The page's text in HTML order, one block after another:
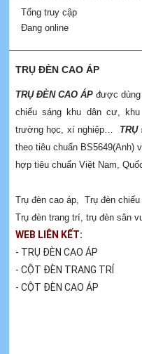
Tổng truy cập
Đang online
TRỤ ĐÈN CAO ÁP
TRỤ ĐÈN CAO ÁP được dùng
chiếu sáng khu dân cư,
trường học, xí nghiệp… TRỤ
theo tiêu chuẩn BS5649(Anh)
hợp tiêu chuẩn Việt Nam,
Trụ đèn cao áp, Trụ đèn chiếu
Trụ đèn trang trí, trụ đèn sân
WEB LIÊN KẾT:
- TRỤ ĐÈN CAO ÁP
- CỘT ĐÈN TRANG TRÍ
- CỘT ĐÈN CAO ÁP